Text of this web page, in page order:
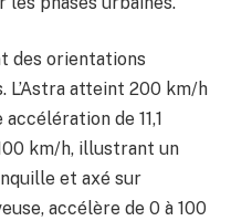
des orientations
L’Astra atteint 200 km/h
de 11,1
km/h, illustrant un
et axé sur
accélère de 0 à 100